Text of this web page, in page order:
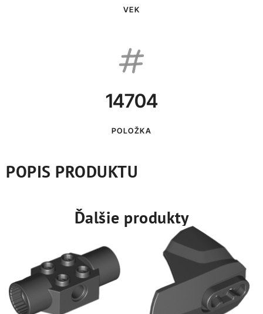
VEK
14704
POLOŽKA
POPIS PRODUKTU
Ďalšie produkty